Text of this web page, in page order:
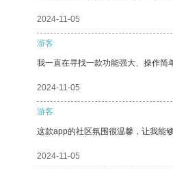
2024-11-05
游客
我一直在寻找一款功能强大、操作简
2024-11-05
游客
这款app的社区氛围很温馨，让我能
2024-11-05